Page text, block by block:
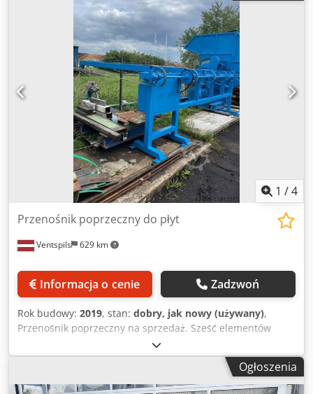
1 /4
Ventspils 629 km
Przenośnik poprzeczny do płyt
Informacja o cenie Zadzwoń
Rok budowy: 2019, stan: dobry, jak nowy (używany),
Przenośnik poprzeczny na sprzedaż. Sześć elementów
sterujących. Odległość między elementami sterującymi
0,85 m. Szerokość 4, 40 m. Długość 2,80 m. Napęd, silnik
reduktor 1,5 kw. W pełni sprawny, po naprawie. Djdpfx
Amenl Dvlovock
Ogłoszenia